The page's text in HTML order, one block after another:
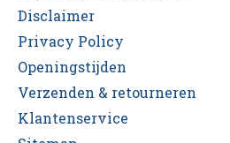
Disclaimer
Privacy Policy
Openingstijden
Verzenden & retourneren
Klantenservice